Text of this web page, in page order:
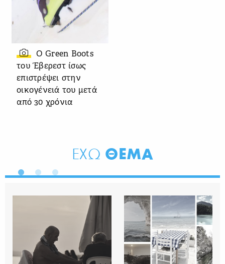
Ο Green Boots
του Έβερεστ ίσως
επιστρέψει στην
οικογένειά του μετά
από 30 χρόνια
ΕΧΩ ΘΕΜΑ